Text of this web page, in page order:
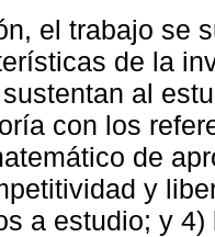
el trabajo se
de la
al
con los
de
y
a estudio; y